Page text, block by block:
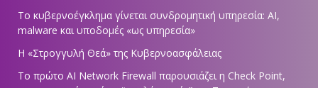
Το κυβερνοέγκλημα γίνεται συνδρομητική υπηρεσία: AI,
malware και υποδομές «ως υπηρεσία»
Η «Στρογγυλή Θεά» της Κυβερνοασφάλειας
Tο πρώτο AI Network Firewall παρουσιάζει η Check Point,